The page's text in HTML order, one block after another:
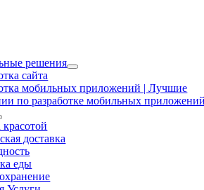
решения
сайта
мобильных приложений | Лучшие
по разработке мобильных
красотой
доставка
еды